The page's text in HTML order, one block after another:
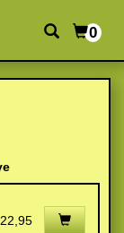
0